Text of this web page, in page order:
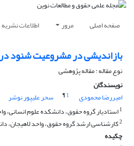
صفحه اصلی مرور اطلاعات نشریه
بازاندیشی در مشروعیت شنود
نوع مقاله : مقاله پژوهشی
نویسندگان
امیررضا محمودی
1
¶ سحر علیپور نوشر
1استادیار گروه حقوق، دانشکده علوم انسانی،
2کارشناسی‌ ارشد گروه حقوق، واحد لاهیجان،
چکیده